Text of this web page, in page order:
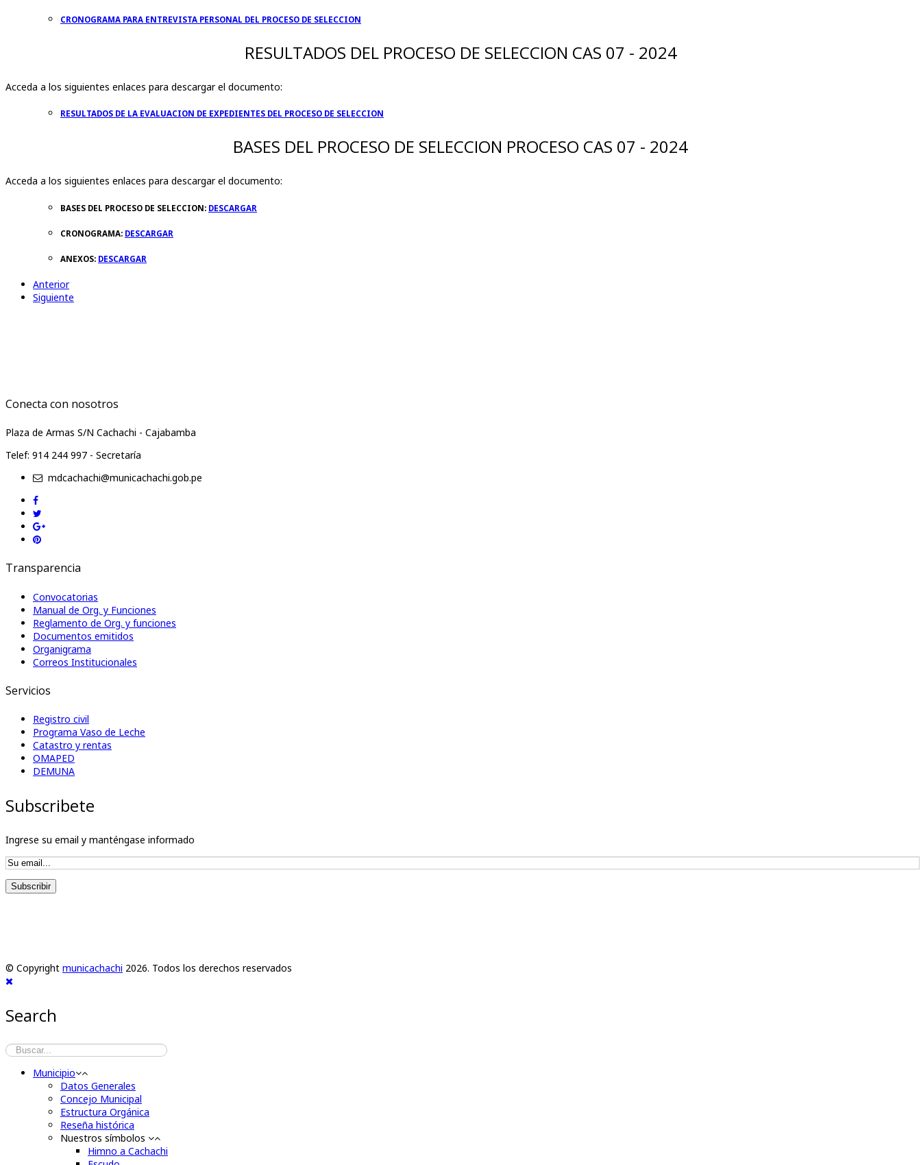
CRONOGRAMA PARA ENTREVISTA PERSONAL DEL PROCESO DE SELECCION
RESULTADOS DEL PROCESO DE SELECCION CAS 07 - 2024
Acceda a los siguientes enlaces para descargar el documento:
RESULTADOS DE LA EVALUACION DE EXPEDIENTES DEL PROCESO DE SELECCION
BASES DEL PROCESO DE SELECCION PROCESO CAS 07 - 2024
Acceda a los siguientes enlaces para descargar el documento:
BASES DEL PROCESO DE SELECCION: DESCARGAR
CRONOGRAMA: DESCARGAR
ANEXOS: DESCARGAR
Anterior
Siguiente
Conecta con nosotros
Plaza de Armas S/N Cachachi - Cajabamba
Telef: 914 244 997 - Secretaría
mdcachachi@municachachi.gob.pe
Transparencia
Convocatorias
Manual de Org. y Funciones
Reglamento de Org. y funciones
Documentos emitidos
Organigrama
Correos Institucionales
Servicios
Registro civil
Programa Vaso de Leche
Catastro y rentas
OMAPED
DEMUNA
Subscribete
Ingrese su email y manténgase informado
© Copyright municachachi 2026. Todos los derechos reservados
Search
Municipio
Datos Generales
Concejo Municipal
Estructura Orgánica
Reseña histórica
Nuestros símbolos
Himno a Cachachi